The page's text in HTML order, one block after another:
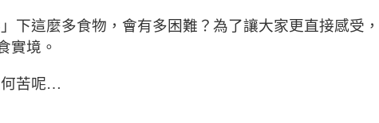
下這麼多食物，會有多困難？為了讓大家更直接感受
實境。
何苦呢…